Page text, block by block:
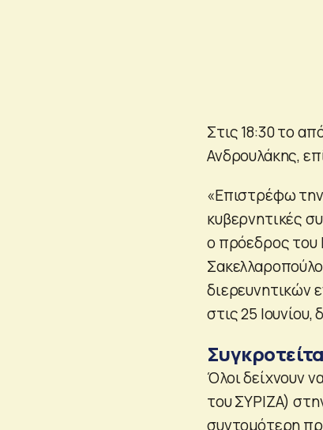
Στις 18:30 το
Ανδρουλάκης,
«Επιστρέφω
κυβερνητικές
ο πρόεδρος του
διερευνητικών
στις 25
Όλοι δείχνουν
του ΣΥΡΙΖΑ)
συντομότερη